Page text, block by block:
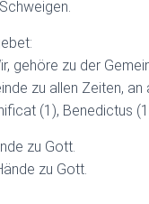
gehöre zu der
zu allen Zeiten, an
(1), Benedictus
zu Gott.
zu Gott.